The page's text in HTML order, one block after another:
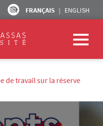
FRANÇAIS ENGLISH
de travail sur la réserve